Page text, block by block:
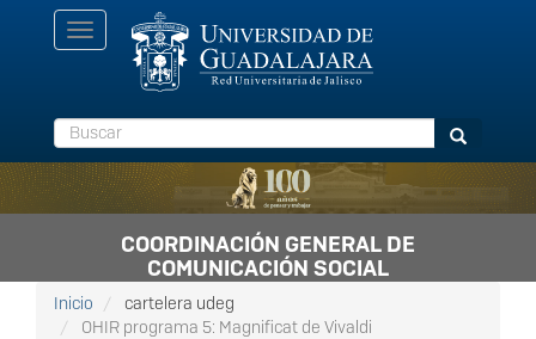
Toggle
navigation
Buscar Buscar
COORDINACIÓN GENERAL DE
COMUNICACIÓN SOCIAL
Inicio
cartelera udeg
OHIR programa 5: Magnificat de Vivaldi